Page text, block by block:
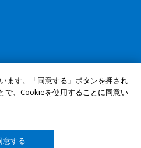
University
ます。「同意する」ボタンを押され
で、Cookieを使用することに同意い
意する